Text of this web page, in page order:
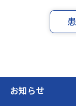
お知らせ